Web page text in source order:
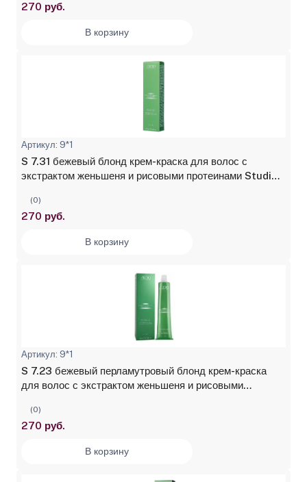
270 руб.
В корзину
Артикул: 9*1
S 7.31 бежевый блонд крем-краска для волос с
экстрактом женьшеня и рисовыми протеинами Studio
(0)
270 руб.
В корзину
Артикул: 9*1
S 7.23 бежевый перламутровый блонд крем-краска
для волос с экстрактом женьшеня и рисовыми
(0)
270 руб.
В корзину